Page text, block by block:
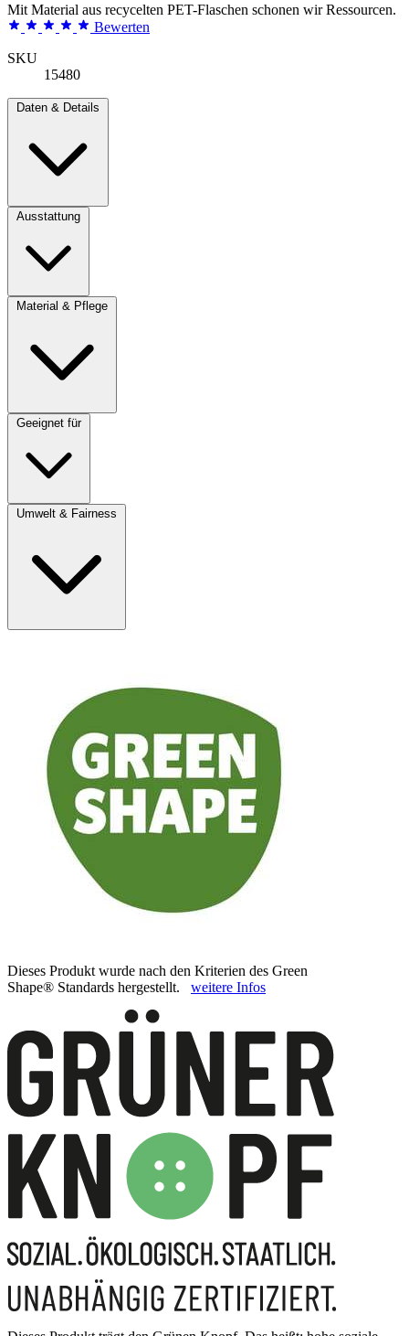
Mit Material aus recycelten PET-Flaschen schonen wir Ressourcen.
Bewerten
SKU
15480
Daten & Details
Ausstattung
Material & Pflege
Geeignet für
Umwelt & Fairness
Dieses Produkt wurde nach den Kriterien des Green
Shape® Standards hergestellt. weitere Infos